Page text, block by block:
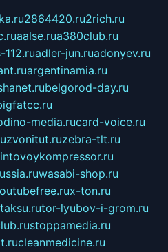
2864420.ru2rich.ru
aalse.rua380club.ru
adler-jun.ruadonyev.ru
argentinamia.ru
belgorod-day.ru
media.rucard-voice.ru
zvonitut.ruzebra-tlt.ru
wasabi-shop.ru
x-ton.ru
taksu.rutor-lyubov-i-grom.ru
stoppamedia.ru
cleanmedicine.ru